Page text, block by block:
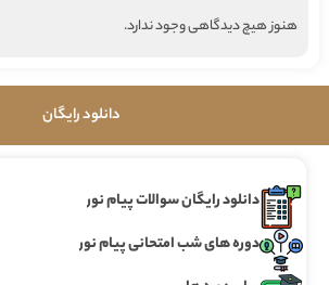
هنوز هیچ دیدگاهی وجود ندارد.
دانلود رایگان
دانلود رایگان سوالات پیام نور
دوره های شب امتحانی پیام نور